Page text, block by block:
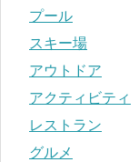
プール
スキー場
アウトドア
アクティビティ
レストラン
グルメ